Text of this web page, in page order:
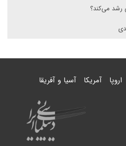
رشد می‌کند؟
اروپا آمریکا آسیا و آفریقا